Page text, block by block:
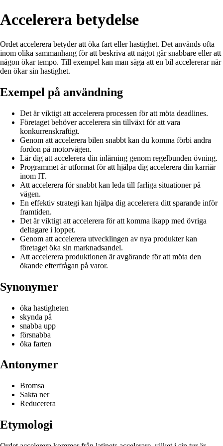
Accelerera betydelse
Ordet accelerera betyder att öka fart eller hastighet. Det används ofta
inom olika sammanhang för att beskriva att något går snabbare eller att
någon ökar tempo. Till exempel kan man säga att en bil accelererar när
den ökar sin hastighet.
Exempel på användning
Det är viktigt att accelerera processen för att möta deadlines.
Företaget behöver accelerera sin tillväxt för att vara
konkurrenskraftigt.
Genom att accelerera bilen snabbt kan du komma förbi andra
fordon på motorvägen.
Lär dig att accelerera din inlärning genom regelbunden övning.
Programmet är utformat för att hjälpa dig accelerera din karriär
inom IT.
Att accelerera för snabbt kan leda till farliga situationer på
vägen.
En effektiv strategi kan hjälpa dig accelerera ditt sparande inför
framtiden.
Det är viktigt att accelerera för att komma ikapp med övriga
deltagare i loppet.
Genom att accelerera utvecklingen av nya produkter kan
företaget öka sin marknadsandel.
Att accelerera produktionen är avgörande för att möta den
ökande efterfrågan på varor.
Synonymer
öka hastigheten
skynda på
snabba upp
försnabba
öka farten
Antonymer
Bromsa
Sakta ner
Reducerera
Etymologi